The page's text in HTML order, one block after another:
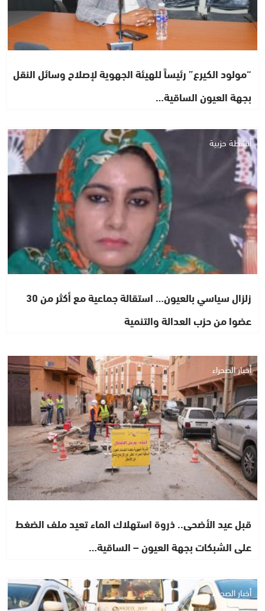
“مولود الكيرع” رئيساً للهيئة الجهوية لإصلاح وسائل النقل
بجهة العيون الساقية…
أنشطة حزبية
زلزال سياسي بالعيون… استقالة جماعية مع أكثر من 30
عضوا من حزب العدالة والتنمية
أخبار الصحراء
قبل عيد الأضحى.. ذروة استهلاك الماء تعيد ملف الضغط
على الشبكات بجهة العيون – الساقية…
أخبار الصحراء